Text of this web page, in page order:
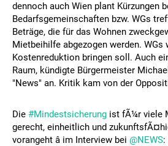
dennoch auch Wien plant Kürzungen
Bedarfsgemeinschaften bzw. WGs
Beträge, die für das Wohnen
Mietbeihilfe abgezogen werden.
Kostenreduktion bringen soll. Auch
Raum, kündigte Bürgermeister
"News" an. Kritik kam von der
Die #Mindestsicherung ist fÃ¼r viele
gerecht, einheitlich und
vorangeht â im Interview bei @NEWS: